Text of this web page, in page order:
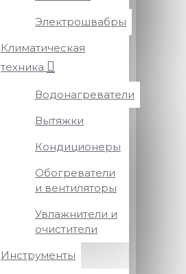
Электрошвабры
Климатическая
техника
Водонагреватели
Вытяжки
Кондиционеры
Обогреватели
и вентиляторы
Увлажнители и
очистители
Инструменты